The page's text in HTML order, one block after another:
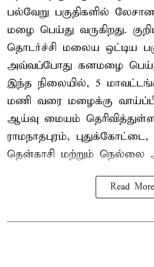
பல்வேறு பகுதிகளில்
மழை பெய்து வருகிறது.
தொடர்ச்சி மலைய ஒட்டிய
அவ்வப்போது கனமழை பெய்து
இந்த நிலையில், 5
மணி வரை மழைக்கு
ஆய்வு மையம்
ராமநாதபுரம், புதுக்கோட்டை,
தென்காசி மற்றும் நெல்லை
Read More